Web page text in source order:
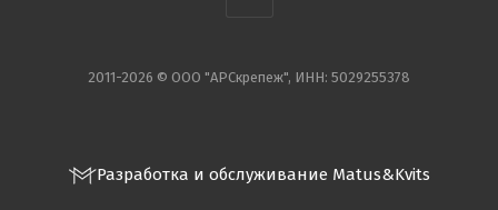
2011-2026 © ООО "АРСкрепеж", ИНН: 5029255378
Разработка и обслуживание Matus&Kvits